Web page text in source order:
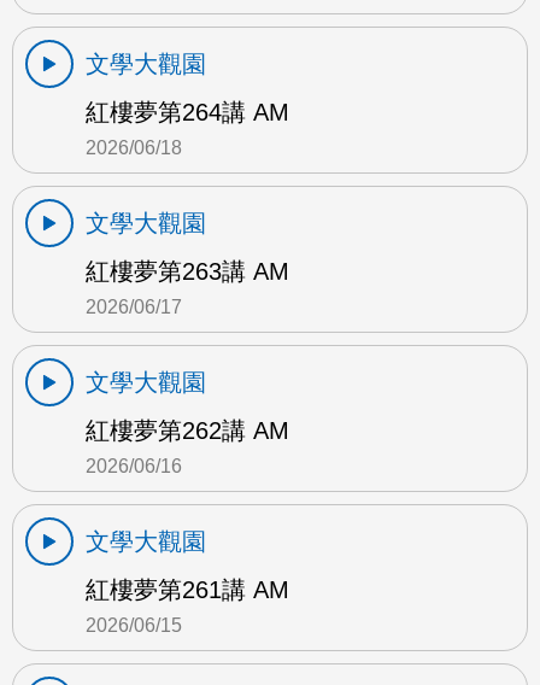
文學大觀園
紅樓夢第264講 AM
2026/06/18
文學大觀園
紅樓夢第263講 AM
2026/06/17
文學大觀園
紅樓夢第262講 AM
2026/06/16
文學大觀園
紅樓夢第261講 AM
2026/06/15